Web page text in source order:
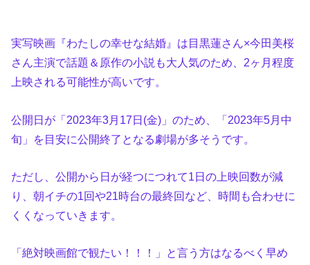
実写映画『わたしの幸せな結婚』は目黒蓮さん×今田美桜
さん主演で話題＆原作の小説も大人気のため、2ヶ月程度
上映される可能性が高いです。
公開日が「2023年3月17日(金)」のため、「2023年5月中
旬」を目安に公開終了となる劇場が多そうです。
ただし、公開から日が経つにつれて1日の上映回数が減
り、朝イチの1回や21時台の最終回など、時間も合わせに
くくなっていきます。
「絶対映画館で観たい！！！」と言う方はなるべく早め